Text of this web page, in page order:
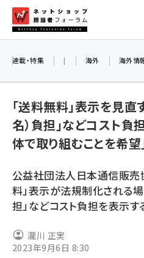
ン
ネットショ
amazon (2255)
楽天 (1874)
ecbeing (1210)
アスクル (1122)
base (1081)
連載・特集 | 海外 海外情
「送料無料」表示を見直
名）負担」などコスト負
体で取り組むことを希望
公益社団法人日本通信販売
料」表示が法規制化される場
担」などコスト負担を表示す
瀧川 正実
2023年9月6日 8:30